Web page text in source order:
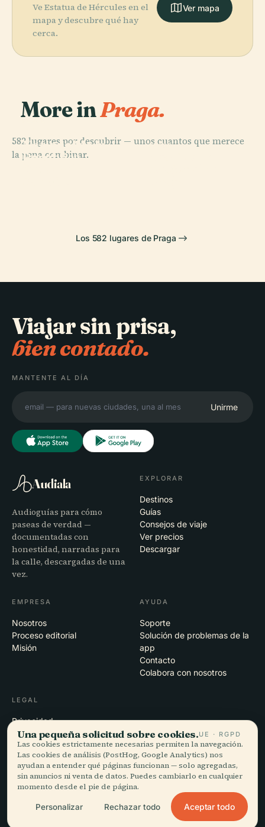
Ve Estatua de Hércules en el
mapa y descubre qué hay
cerca.
Ver mapa
More inPraga.
582 lugares por descubrir — unos cuantos que merece
la pena combinar.
Nacional de la
República
PLACE
PLACE
PLACE
Los 582 lugares de Praga
Viajar sin prisa,
bien contado.
MANTENTE AL DÍA
Unirme
Audiala
Audioguías para cómo
paseas de verdad —
documentadas con
honestidad, narradas para
la calle, descargadas de una
vez.
EXPLORAR
Destinos
Guías
Consejos de viaje
Ver precios
Descargar
EMPRESA
Nosotros
Proceso editorial
Misión
AYUDA
Soporte
Solución de problemas de la
app
Contacto
Colabora con nosotros
LEGAL
Privacidad
Términos
Configuración de cookies
Eliminar cuenta
© 2026 Audiala · Hecho en Morges, Suiza, en la carretera y en la nube
EN · FR · DE · ES · IT · PT · JA · ZH · HI · RU · CS · AR
Una pequeña solicitud sobre cookies.UE · RGPD
Las cookies estrictamente necesarias permiten la navegación.
Las cookies de análisis (PostHog, Google Analytics) nos
ayudan a entender qué páginas funcionan — solo agregadas,
sin anuncios ni venta de datos. Puedes cambiarlo en cualquier
momento desde el pie de página.
Personalizar Rechazar todo Aceptar todo